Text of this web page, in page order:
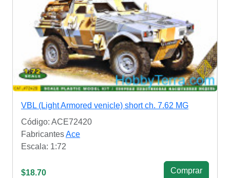
VBL (Light Armored venicle) short ch. 7.62 MG
Código: ACE72420
FabricantesAce
Escala: 1:72
$18.70 Сomprar